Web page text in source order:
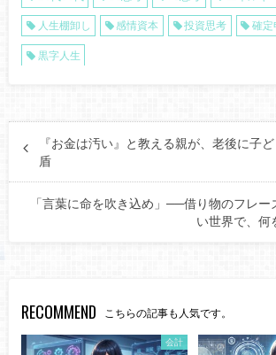
人生棚卸し 感情資本 投資思考 確定
黒字人生
『お金は汚い』と教える親が、老後に子
盾
「言葉に命を吹き込め」──借り物のフレー
い世界で、何
RECOMMEND こちらの記事も人気です。
会計